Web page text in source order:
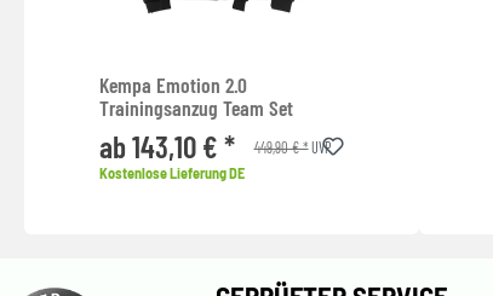
Kempa Emotion 2.0
Trainingsanzug Team Set
ab 143,10 € * 449,90 € *UVP
Kostenlose Lieferung DE